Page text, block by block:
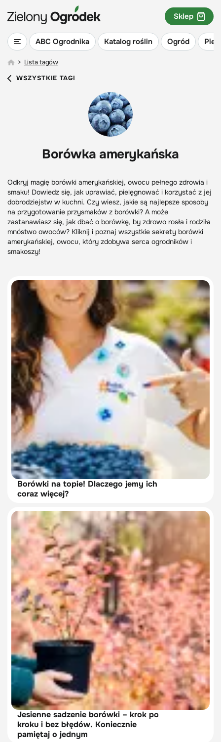
ABC Ogrodnika Katalog roślin Ogród
Sklep
> Lista tagów
WSZYSTKIE TAGI
Borówka amerykańska
Odkryj magię borówki amerykańskiej, owocu pełnego zdrowia i
smaku! Dowiedz się, jak uprawiać, pielęgnować i korzystać z jej
dobrodziejstw w kuchni. Czy wiesz, jakie są najlepsze sposoby
na przygotowanie przysmaków z borówki? A może
zastanawiasz się, jak dbać o borówkę, by zdrowo rosła i rodziła
mnóstwo owoców? Kliknij i poznaj wszystkie sekrety borówki
amerykańskiej, owocu, który zdobywa serca ogrodników i
smakoszy!
Borówki na topie! Dlaczego jemy ich
coraz więcej?
Jesienne sadzenie borówki – krok po
kroku i bez błędów. Koniecznie
pamiętaj o jednym